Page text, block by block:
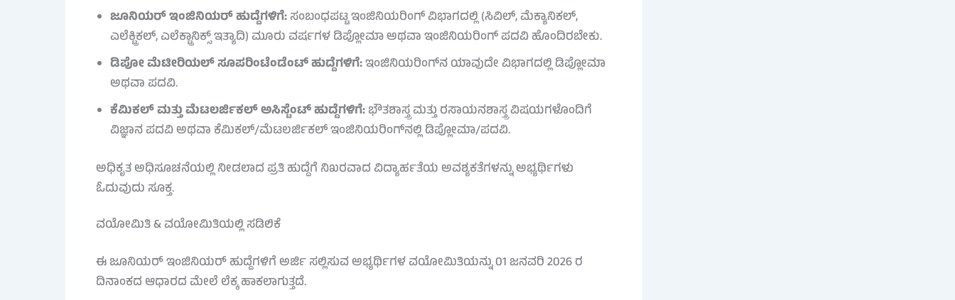
ಜೂನಿಯರ್ ಇಂಜಿನಿಯರ್ ಹುದ್ದೆಗಳಿಗೆ:ಸಂಬಂಧಪಟ್ಟ ಇಂಜಿನಿಯರಿಂಗ್ ವಿಭಾಗದಲ್ಲಿ (ಸಿವಿಲ್, ಮೆಕ್ಯಾನಿಕಲ್,
ಎಲೆಕ್ಟ್ರಿಕಲ್, ಎಲೆಕ್ಟ್ರಾನಿಕ್ಸ್ ಇತ್ಯಾದಿ) ಮೂರು ವರ್ಷಗಳ ಡಿಪ್ಲೋಮಾ ಅಥವಾ ಇಂಜಿನಿಯರಿಂಗ್ ಪದವಿ ಹೊಂದಿರಬೇಕು.
ಡಿಪೋ ಮೆಟೀರಿಯಲ್ ಸೂಪರಿಂಟೆಂಡೆಂಟ್ ಹುದ್ದೆಗಳಿಗೆ:ಇಂಜಿನಿಯರಿಂಗ್‌ನ ಯಾವುದೇ ವಿಭಾಗದಲ್ಲಿ ಡಿಪ್ಲೋಮಾ
ಅಥವಾ ಪದವಿ.
ಕೆಮಿಕಲ್ ಮತ್ತು ಮೆಟಲರ್ಜಿಕಲ್ ಅಸಿಸ್ಟೆಂಟ್ ಹುದ್ದೆಗಳಿಗೆ:ಭೌತಶಾಸ್ತ್ರ ಮತ್ತು ರಸಾಯನಶಾಸ್ತ್ರ ವಿಷಯಗಳೊಂದಿಗೆ
ವಿಜ್ಞಾನ ಪದವಿ ಅಥವಾ ಕೆಮಿಕಲ್/ಮೆಟಲರ್ಜಿಕಲ್ ಇಂಜಿನಿಯರಿಂಗ್‌ನಲ್ಲಿ ಡಿಪ್ಲೋಮಾ/ಪದವಿ.
ಅಧಿಕೃತ ಅಧಿಸೂಚನೆಯಲ್ಲಿ ನೀಡಲಾದ ಪ್ರತಿ ಹುದ್ದೆಗೆ ನಿಖರವಾದ ವಿದ್ಯಾರ್ಹತೆಯ ಅವಶ್ಯಕತೆಗಳನ್ನು ಅಭ್ಯರ್ಥಿಗಳು
ಓದುವುದು ಸೂಕ್ತ.
ವಯೋಮಿತಿ & ವಯೋಮಿತಿಯಲ್ಲಿ ಸಡಿಲಿಕೆ
ಈ ಜೂನಿಯರ್ ಇಂಜಿನಿಯರ್ ಹುದ್ದೆಗಳಿಗೆ ಅರ್ಜಿ ಸಲ್ಲಿಸುವ ಅಭ್ಯರ್ಥಿಗಳ ವಯೋಮಿತಿಯನ್ನು 01 ಜನವರಿ 2026 ರ
ದಿನಾಂಕದ ಆಧಾರದ ಮೇಲೆ ಲೆಕ್ಕ ಹಾಕಲಾಗುತ್ತದೆ.